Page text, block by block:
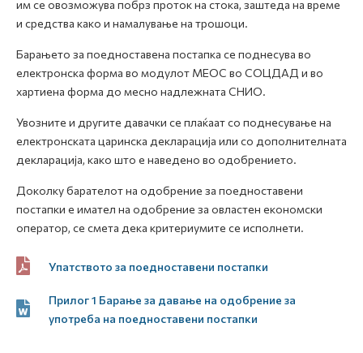
им се овозможува побрз проток на стока, заштеда на време
и средства како и намалување на трошоци.
Барањето за поедноставена постапка се поднесува во
електронска форма во модулот МЕОС во СОЦДАД и во
хартиена форма до месно надлежната СНИО.
Увозните и другите давачки се плаќаат со поднесување на
електронската царинска декларација или со дополнителната
декларација, како што е наведено во одобрението.
Доколку барателот на одобрение за поедноставени
постапки е имател на одобрение за овластен економски
оператор, се смета дека критериумите се исполнети.
Упатството за поедноставени постапки
Прилог 1 Барање за давање на одобрение за
употреба на поедноставени постапки